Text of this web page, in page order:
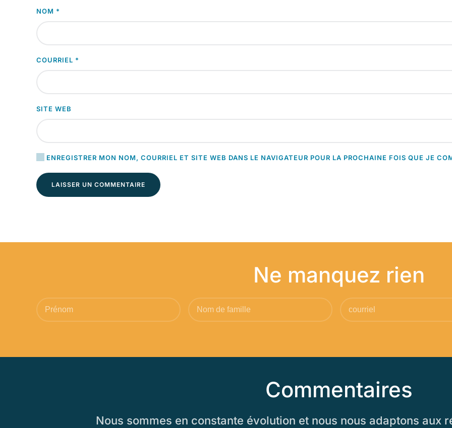
NOM *
COURRIEL *
SITE WEB
ENREGISTRER MON NOM, COURRIEL ET SITE WEB DANS LE NAVIGATEUR POUR LA PROCHAINE FOIS QUE JE
LAISSER UN COMMENTAIRE
Ne manquez rien
Commentaires
Nous sommes en constante évolution et nous nous adaptons aux